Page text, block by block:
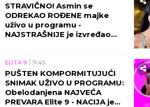
STRAVIČNO! Asmin se
ODREKAO ROĐENE majke
uživo u programu -
NAJSTRAŠNIJE je izvređao
ELITA 9 11:45
PUŠTEN KOMPORMITUJUĆI
SNIMAK UŽIVO U PROGRAMU:
Obelodanjena NAJVEĆA
PREVARA Elite 9 - NACIJA je